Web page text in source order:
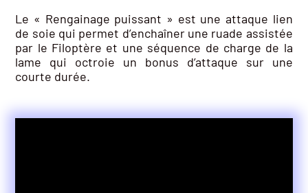
Le « Rengainage puissant » est une attaque lien
de soie qui permet d’enchaîner une ruade assistée
par le Filoptère et une séquence de charge de la
lame qui octroie un bonus d’attaque sur une
courte durée.